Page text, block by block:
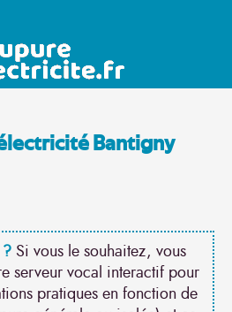
Bantigny
Si vous le souhaitez, vous
serveur vocal interactif pour
pratiques en fonction de